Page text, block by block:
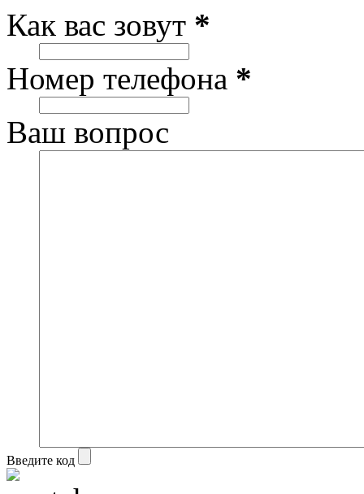
Как вас зовут *
Номер телефона *
Ваш вопрос
Введите код